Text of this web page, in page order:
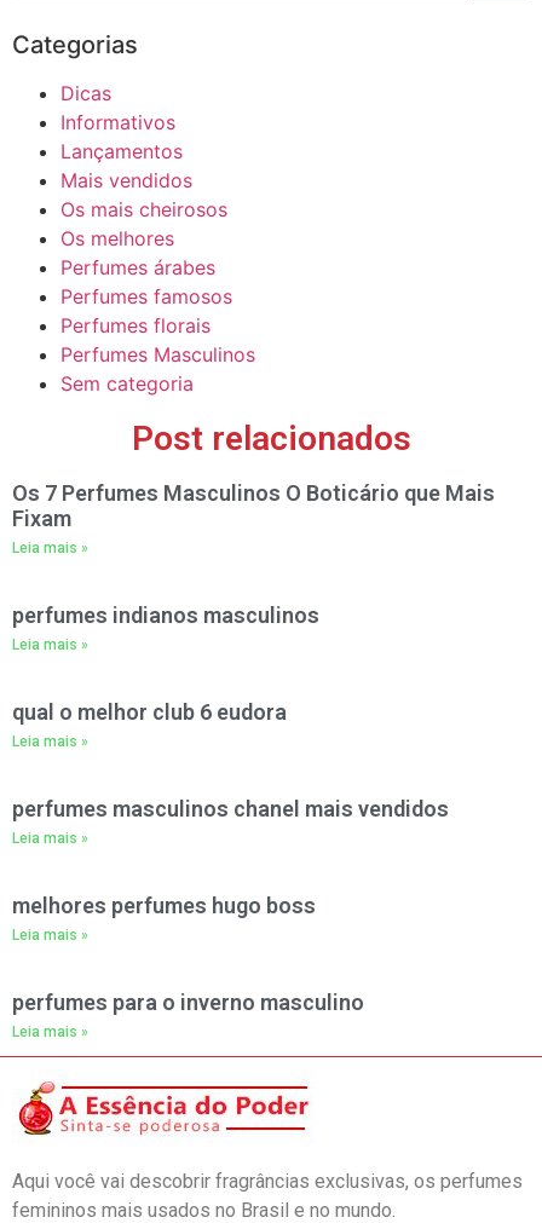
Categorias
Dicas
Informativos
Lançamentos
Mais vendidos
Os mais cheirosos
Os melhores
Perfumes árabes
Perfumes famosos
Perfumes florais
Perfumes Masculinos
Sem categoria
Post relacionados
Os 7 Perfumes Masculinos O Boticário que Mais
Fixam
Leia mais »
perfumes indianos masculinos
Leia mais »
qual o melhor club 6 eudora
Leia mais »
perfumes masculinos chanel mais vendidos
Leia mais »
melhores perfumes hugo boss
Leia mais »
perfumes para o inverno masculino
Leia mais »
Aqui você vai descobrir fragrâncias exclusivas, os perfumes
femininos mais usados no Brasil e no mundo.